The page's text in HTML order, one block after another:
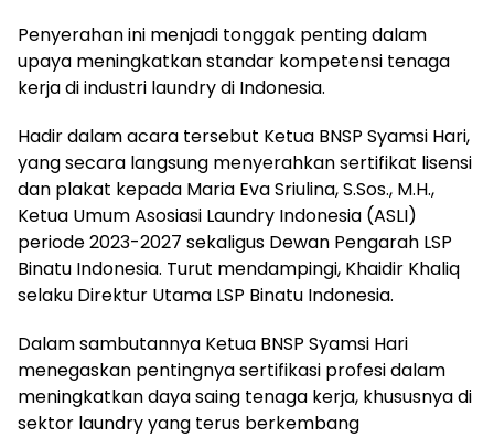
Penyerahan ini menjadi tonggak penting dalam
upaya meningkatkan standar kompetensi tenaga
kerja di industri laundry di Indonesia.
Hadir dalam acara tersebut Ketua BNSP Syamsi Hari,
yang secara langsung menyerahkan sertifikat lisensi
dan plakat kepada Maria Eva Sriulina, S.Sos., M.H.,
Ketua Umum Asosiasi Laundry Indonesia (ASLI)
periode 2023-2027 sekaligus Dewan Pengarah LSP
Binatu Indonesia. Turut mendampingi, Khaidir Khaliq
selaku Direktur Utama LSP Binatu Indonesia.
Dalam sambutannya Ketua BNSP Syamsi Hari
menegaskan pentingnya sertifikasi profesi dalam
meningkatkan daya saing tenaga kerja, khususnya di
sektor laundry yang terus berkembang